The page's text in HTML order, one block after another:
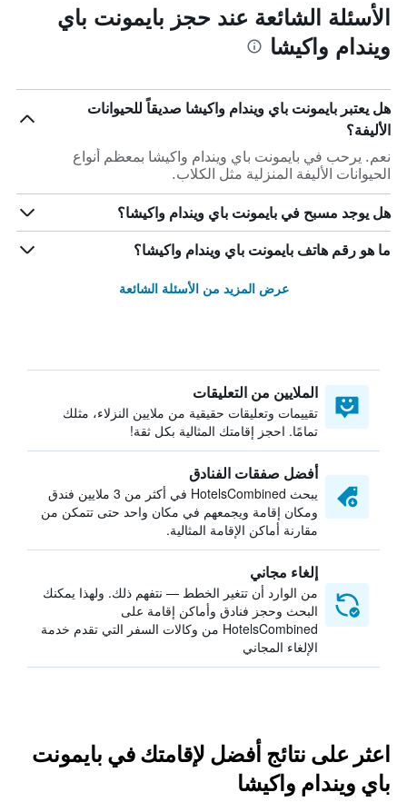
الأسئلة الشائعة عند حجز بايمونت باي
ويندام واكيشا
هل يعتبر بايمونت باي ويندام واكيشا صديقاً للحيوانات
الأليفة؟
نعم. يرحب في بايمونت باي ويندام واكيشا بمعظم أنواع
الحيوانات الأليفة المنزلية مثل الكلاب.
هل يوجد مسبح في بايمونت باي ويندام واكيشا؟
ما هو رقم هاتف بايمونت باي ويندام واكيشا؟
عرض المزيد من الأسئلة الشائعة
الملايين من التعليقات
تقييمات وتعليقات حقيقية من ملايين النزلاء، مثلك
تمامًا. احجز إقامتك المثالية بكل ثقة!
أفضل صفقات الفنادق
يبحث HotelsCombined في أكثر من 3 ملايين فندق
ومكان إقامة ويجمعهم في مكان واحد حتى تتمكن من
مقارنة أماكن الإقامة المثالية.
إلغاء مجاني
من الوارد أن تتغير الخطط — نتفهم ذلك. ولهذا يمكنك
البحث وحجز فنادق وأماكن إقامة على
HotelsCombined من وكالات السفر التي تقدم خدمة
الإلغاء المجاني
اعثر على نتائج أفضل لإقامتك في بايمونت
باي ويندام واكيشا